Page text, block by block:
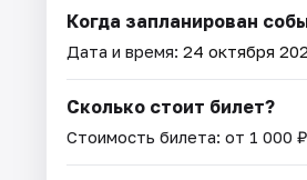
Когда запланирован
Дата и время: 24 октября
Сколько стоит билет?
Стоимость билета: от 1 000